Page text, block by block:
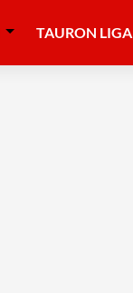
TAURON LIGA